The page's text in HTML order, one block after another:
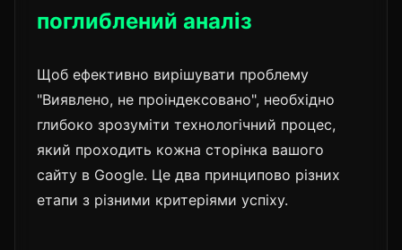
поглиблений аналіз
Щоб ефективно вирішувати проблему
"Виявлено, не проіндексовано", необхідно
глибоко зрозуміти технологічний процес,
який проходить кожна сторінка вашого
сайту в Google. Це два принципово різних
етапи з різними критеріями успіху.